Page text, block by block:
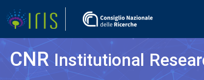
CNRInstitutional